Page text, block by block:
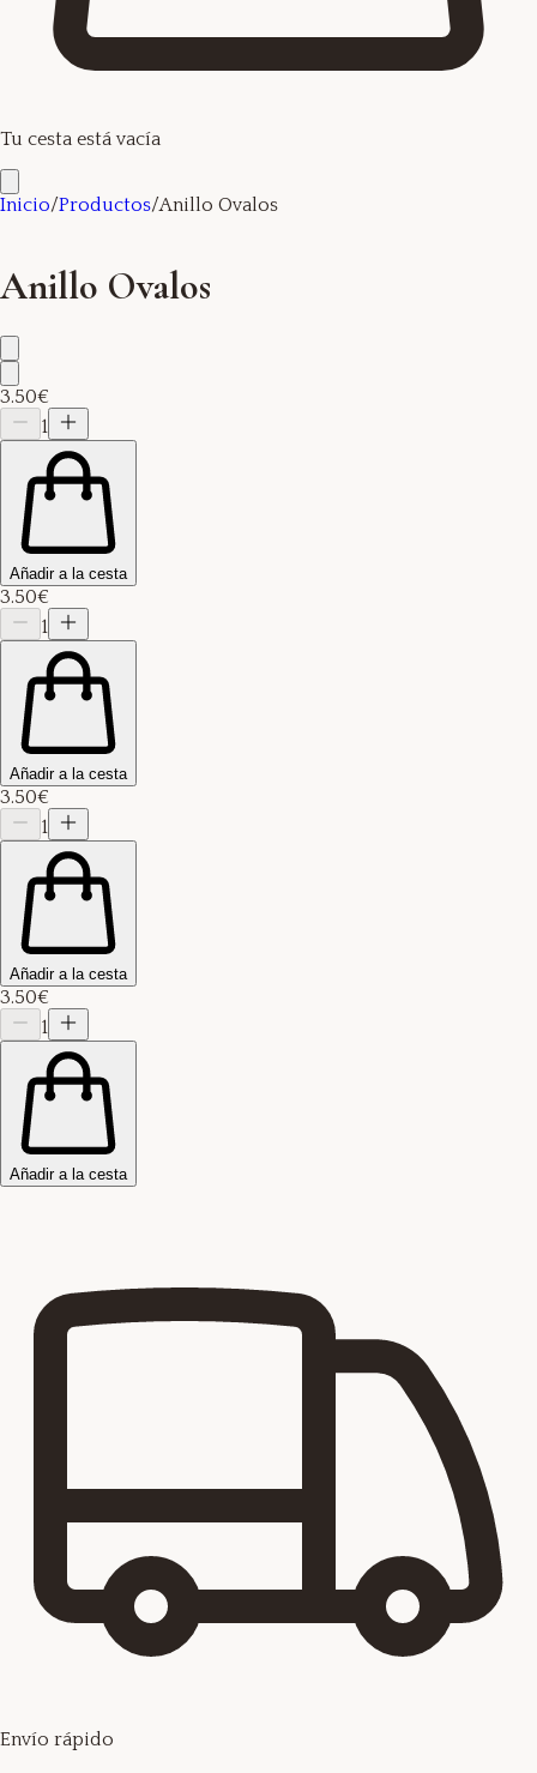
Tu cesta está vacía
Inicio/Productos/Anillo Ovalos
Anillo Ovalos
3.50€
1
Añadir a la cesta
3.50€
1
Añadir a la cesta
3.50€
1
Añadir a la cesta
3.50€
1
Añadir a la cesta
Envío rápido